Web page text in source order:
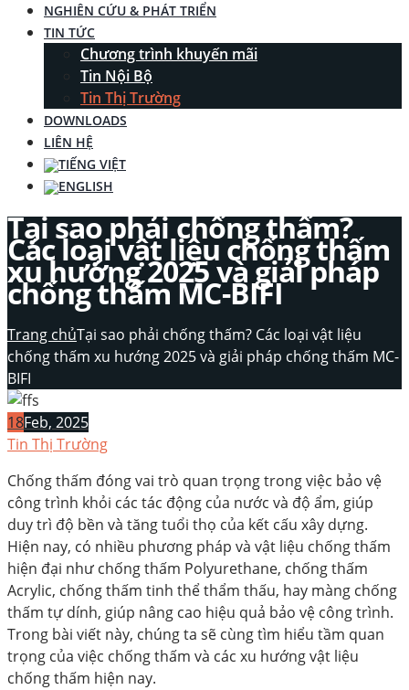
NGHIÊN CỨU & PHÁT TRIỂN
TIN TỨC
Chương trình khuyến mãi
Tin Nội Bộ
Tin Thị Trường
DOWNLOADS
LIÊN HỆ
Tại sao phải chống thấm?
Các loại vật liệu chống thấm
xu hướng 2025 và giải pháp
chống thấm MC-BIFI
Trang chủTại sao phải chống thấm? Các loại vật liệu
chống thấm xu hướng 2025 và giải pháp chống thấm MC-
BIFI
18Feb, 2025
Tin Thị Trường
Chống thấm đóng vai trò quan trọng trong việc bảo vệ
công trình khỏi các tác động của nước và độ ẩm, giúp
duy trì độ bền và tăng tuổi thọ của kết cấu xây dựng.
Hiện nay, có nhiều phương pháp và vật liệu chống thấm
hiện đại như chống thấm Polyurethane, chống thấm
Acrylic, chống thấm tinh thể thẩm thấu, hay màng chống
thấm tự dính, giúp nâng cao hiệu quả bảo vệ công trình.
Trong bài viết này, chúng ta sẽ cùng tìm hiểu tầm quan
trọng của việc chống thấm và các xu hướng vật liệu
chống thấm hiện nay.